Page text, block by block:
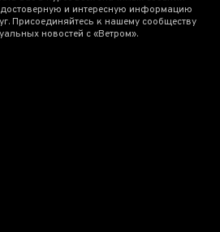
достоверную и интересную информацию
Присоединяйтесь к нашему сообществу
новостей с «Ветром».